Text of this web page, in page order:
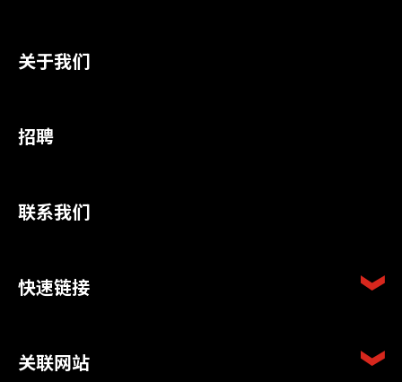
关于我们
招聘
联系我们
快速链接
关联网站